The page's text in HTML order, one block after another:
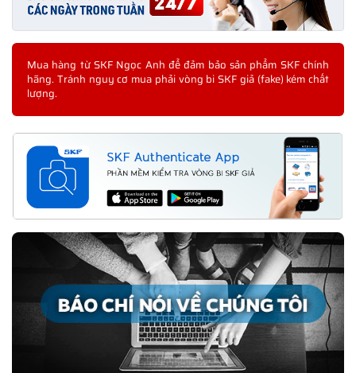
Mua hàng từ SKF Ngọc Anh để đảm bảo sản phẩm SKF chính
hãng. Tránh nguy cơ mua phải vòng bi SKF giả (fake) kém chất
lượng.